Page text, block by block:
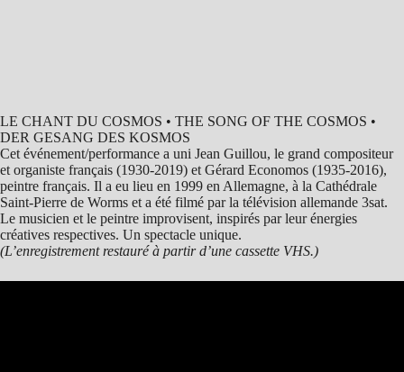
LE CHANT DU COSMOS • THE SONG OF THE COSMOS •
DER GESANG DES KOSMOS
Cet événement/performance a uni Jean Guillou, le grand compositeur
et organiste français (1930-2019) et Gérard Economos (1935-2016),
peintre français. Il a eu lieu en 1999 en Allemagne, à la Cathédrale
Saint-Pierre de Worms et a été filmé par la télévision allemande 3sat.
Le musicien et le peintre improvisent, inspirés par leur énergies
créatives respectives. Un spectacle unique.
(L’enregistrement restauré à partir d’une cassette VHS.)